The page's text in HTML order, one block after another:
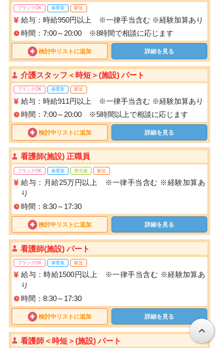
ブランクOK 保育室 駅近
給与：時給950円以上 ※一律手当含む ※経験加算あり
時間：7:00～20:00 ※8時間で相談に応じます
検討中リストに追加 詳細を見る
介護スタッフ＜時短＞(施設) パート
ブランクOK 保育室 駅近
給与：時給911円以上 ※一律手当含む ※経験加算あり
時間：7:00～20:00 ※5時間以上で相談に応じます
検討中リストに追加 詳細を見る
看護師(施設) 正職員
ブランクOK 保育室 寮完備 駅近
給与：月給25万円以上 ※一律手当含む ※経験加算あ
り
時間：8:30～17:30
検討中リストに追加 詳細を見る
看護師(施設) パート
ブランクOK 保育室 駅近
給与：時給1500円以上 ※一律手当含む ※経験加算あ
り
時間：8:30～17:30
検討中リストに追加 詳細を見る
看護師＜時短＞(施設) パート